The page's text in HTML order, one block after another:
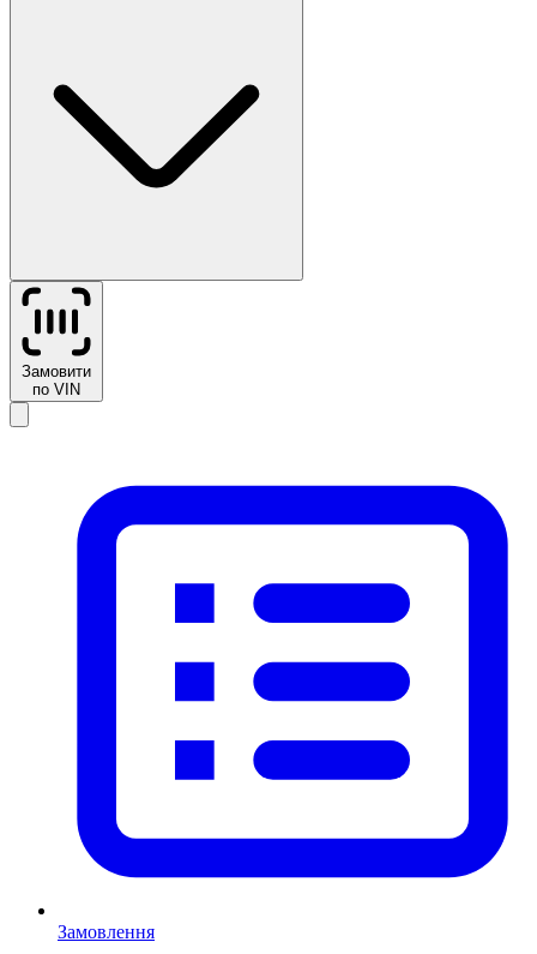
Замовити
по VIN
Замовлення